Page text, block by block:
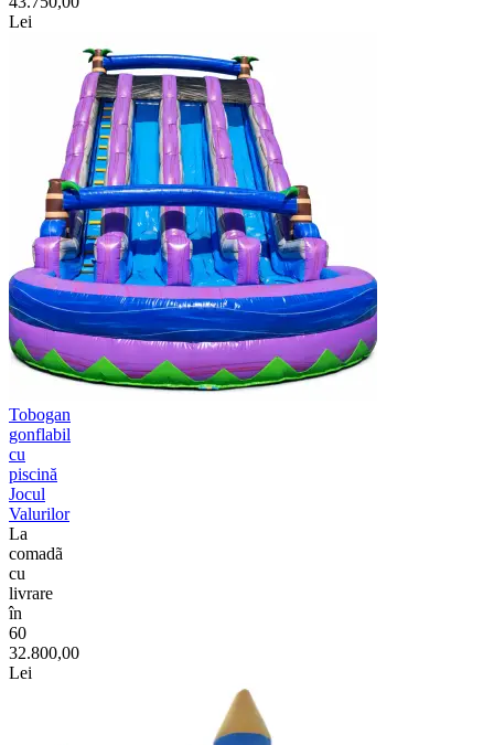
Lei
Tobogan
gonflabil
cu
piscină
Jocul
Valurilor
La
comadã
cu
livrare
în
60
32.800,00
Lei